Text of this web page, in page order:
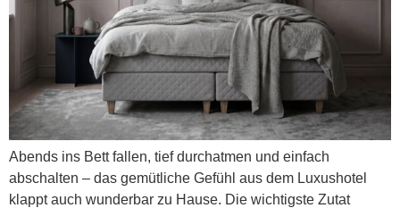
Abends ins Bett fallen, tief durchatmen und einfach
abschalten – das gemütliche Gefühl aus dem Luxushotel
klappt auch wunderbar zu Hause. Die wichtigste Zutat